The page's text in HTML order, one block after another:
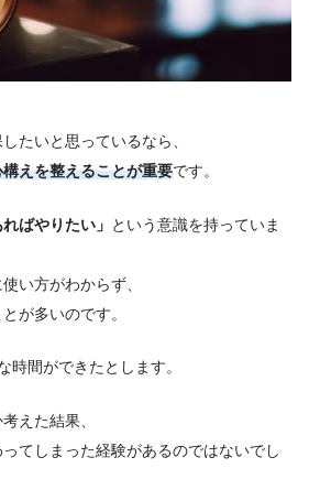
たいと思っているなら、
えを整えることが重要です。
ればやりたい」 という意識を持っていま
い方がわからず、
が多いのです。
時間ができたとします。
えた結果、
てしまった経験があるのではないでし